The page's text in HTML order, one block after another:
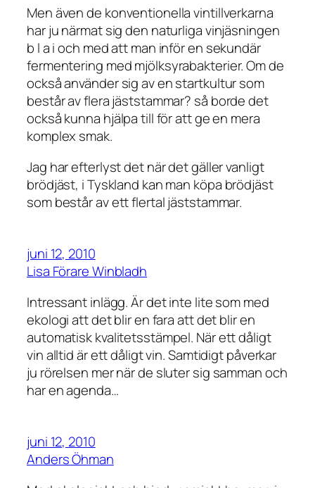
Men även de konventionella vintillverkarna
har ju närmat sig den naturliga vinjäsningen
b l a i och med att man inför en sekundär
fermentering med mjölksyrabakterier. Om de
också använder sig av en startkultur som
består av flera jäststammar? så borde det
också kunna hjälpa till för att ge en mera
komplex smak.
Jag har efterlyst det när det gäller vanligt
brödjäst, i Tyskland kan man köpa brödjäst
som består av ett flertal jäststammar.
juni 12, 2010
Lisa Förare Winbladh
Intressant inlägg. Är det inte lite som med
ekologi att det blir en fara att det blir en
automatisk kvalitetsstämpel. När ett dåligt
vin alltid är ett dåligt vin. Samtidigt påverkar
ju rörelsen mer när de sluter sig samman och
har en agenda…
juni 12, 2010
Anders Öhman